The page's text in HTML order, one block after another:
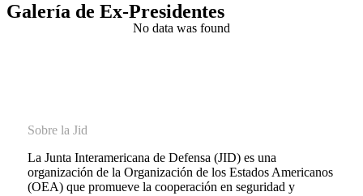
Galería de Ex-Presidentes
No data was found
Sobre la Jid
La Junta Interamericana de Defensa (JID) es una
organización de la Organización de los Estados Americanos
(OEA) que promueve la cooperación en seguridad y